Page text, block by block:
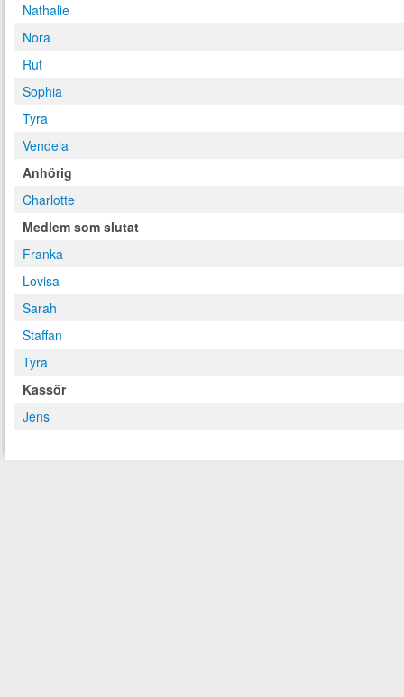
Nathalie
Nora
Rut
Sophia
Tyra
Vendela
Anhörig
Charlotte
Medlem som slutat
Franka
Lovisa
Sarah
Staffan
Tyra
Kassör
Jens